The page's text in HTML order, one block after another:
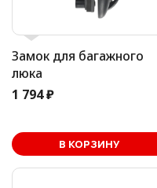
Замок для багажного
люка
1 794 ₽
В КОРЗИНУ
В корзине